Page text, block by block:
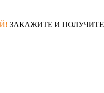
ЗАКАЖИТЕ И ПОЛУЧИТЕ